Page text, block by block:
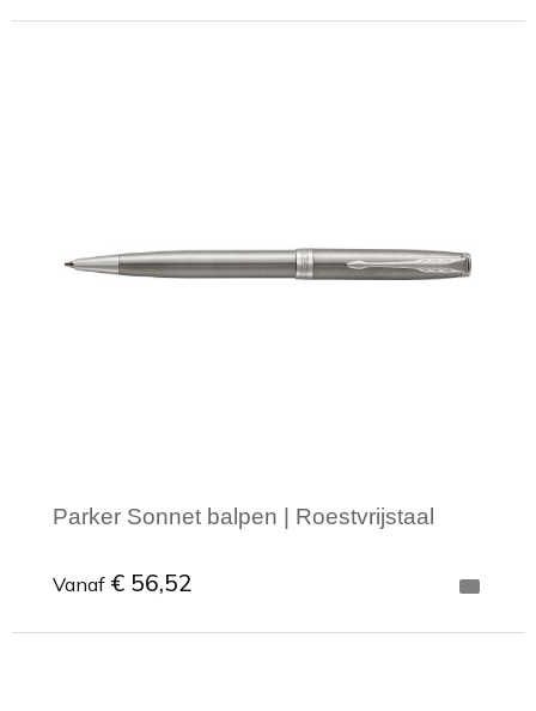
Parker Sonnet balpen | Roestvrijstaal
Vanaf € 56,52